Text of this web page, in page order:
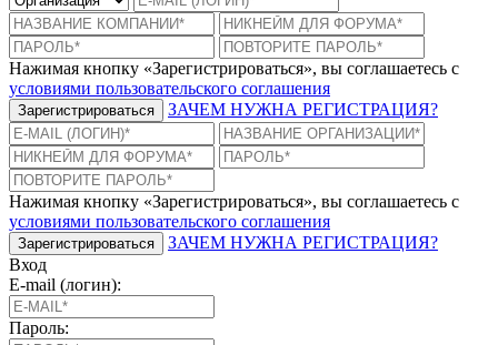
Нажимая кнопку «Зарегистрироваться», вы соглашаетесь с
условиями пользовательского соглашения
Зарегистрироваться ЗАЧЕМ НУЖНА РЕГИСТРАЦИЯ?
Нажимая кнопку «Зарегистрироваться», вы соглашаетесь с
условиями пользовательского соглашения
Зарегистрироваться
ЗАЧЕМ НУЖНА РЕГИСТРАЦИЯ?
Вход
E-mail (логин):
Пароль: